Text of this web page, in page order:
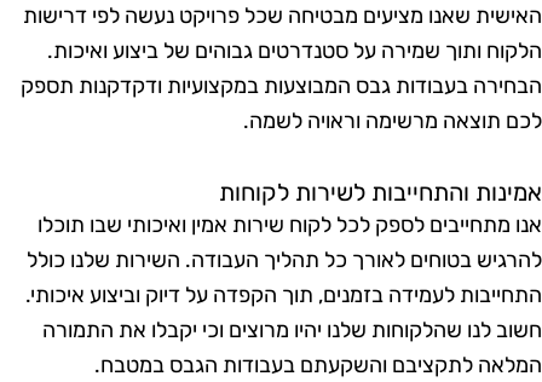
שאנו מציעים מבטיחה שכל פרויקט נעשה לפי דרישות
ותוך שמירה על סטנדרטים גבוהים של ביצוע ואיכות.
בעבודות גבס המבוצעות במקצועיות ודקדקנות תספק
תוצאה מרשימה וראויה לשמה.
והתחייבות לשירות לקוחות
מתחייבים לספק לכל לקוח שירות אמין ואיכותי שבו תוכלו
בטוחים לאורך כל תהליך העבודה. השירות שלנו כולל
לעמידה בזמנים, תוך הקפדה על דיוק וביצוע איכותי.
לנו שהלקוחות שלנו יהיו מרוצים וכי יקבלו את התמורה
לתקציבם והשקעתם בעבודות הגבס במטבח.